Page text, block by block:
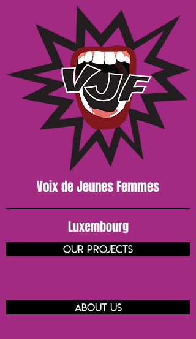
Voix de JeunesFemmes
Luxembourg
our projects
About us